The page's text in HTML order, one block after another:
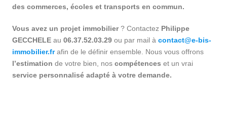
des commerces, écoles et transports en commun.
Vous avez un projet immobilier? Contactez Philippe
GECCHELE au 06.37.52.03.29 ou par mail à contact@e-bis-
immobilier.fr afin de le définir ensemble. Nous vous offrons
l’estimation de votre bien, nos compétences et un vrai
service personnalisé adapté à votre demande.